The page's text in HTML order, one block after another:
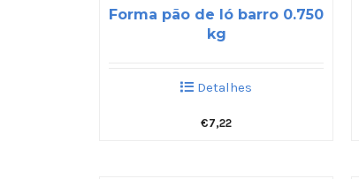
Forma pão de ló barro 0.750
kg
Detalhes
€7,22